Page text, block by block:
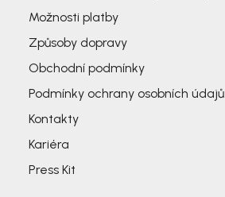
Možnosti platby
Způsoby dopravy
Obchodní podmínky
Podmínky ochrany osobních údajů
Kontakty
Kariéra
Press Kit